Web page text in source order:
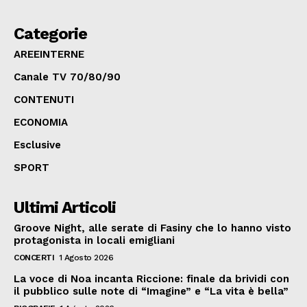
Categorie
AREEINTERNE
Canale TV 70/80/90
CONTENUTI
ECONOMIA
Esclusive
SPORT
Ultimi Articoli
Groove Night, alle serate di Fasiny che lo hanno visto
protagonista in locali emigliani
CONCERTI 1 Agosto 2026
La voce di Noa incanta Riccione: finale da brividi con
il pubblico sulle note di “Imagine” e “La vita è bella”